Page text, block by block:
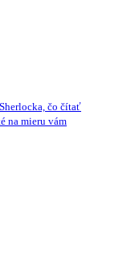
čo čítať
na mieru vám